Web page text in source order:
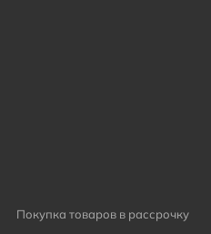
Покупка товаров в рассрочку